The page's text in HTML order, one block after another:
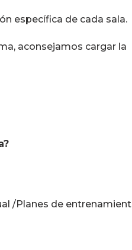
específica de cada sala.
aconsejamos cargar la
/Planes de